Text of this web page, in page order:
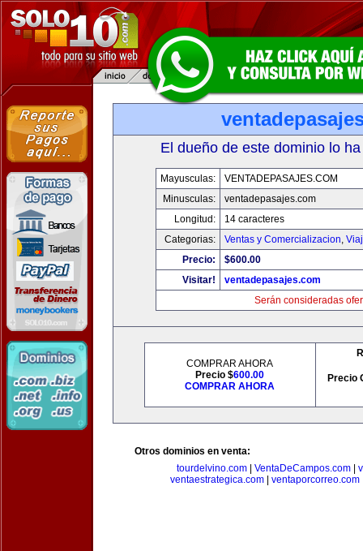
El dueño de este dominio lo
Mayusculas:
VENTADEPASAJES.COM
Minusculas:
ventadepasajes.com
Longitud:
14 caracteres
Categorias:
Ventas y Comercializacion,
Precio:
$600.00
Visitar!
ventadepasajes.com
Serán consideradas
COMPRAR AHORA
Precio $600.00
COMPRAR AHORA
Precio
Otros dominios en venta:
tourdelvino.com| VentaDeCampos.com|
ventaestrategica.com| ventaporcorreo.com